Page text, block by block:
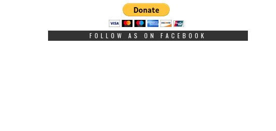
FOLLOW AS ON FACEBOOK